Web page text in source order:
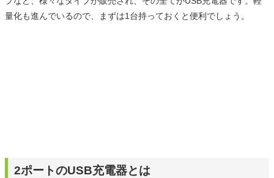
量化も進んでいるので、まずは1台持っておくと便利でしょう。
2ポートのUSB充電器とは